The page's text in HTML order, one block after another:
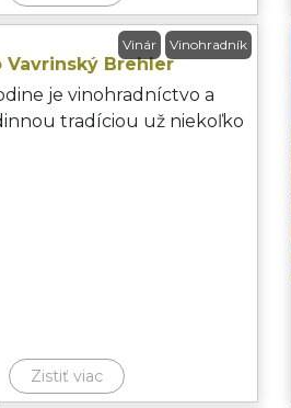
Vinár Vinohradník
Vavrinský Brehler
je vinohradníctvo a
tradíciou už niekoľko
Zistiť viac